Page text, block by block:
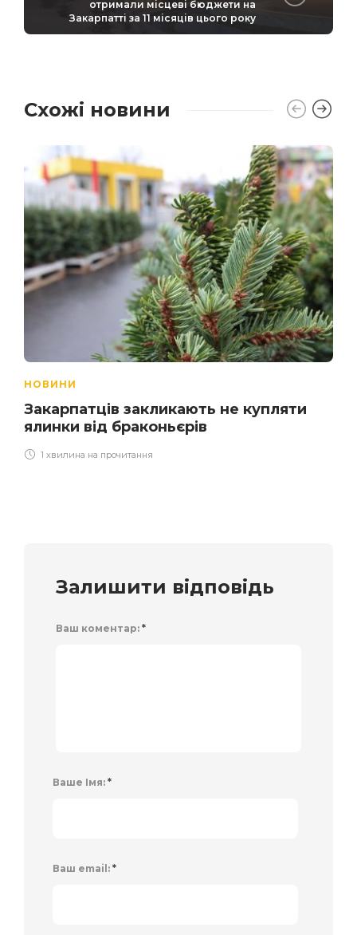
отримали місцеві бюджети на
Закарпатті за 11 місяців цього року
Схожі новини
НОВИНИ
Закарпатців закликають не купляти
ялинки від браконьєрів
1 хвилина на прочитання
Залишити відповідь
Ваш коментар: *
Ваше Імя: *
Ваш email: *